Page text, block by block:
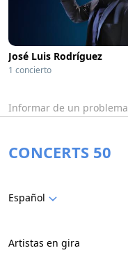
José Luis Rodríguez
1 concierto
Informar de un problema
CONCERTS 50
Español
Artistas en gira